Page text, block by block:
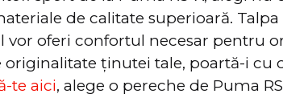
de calitate superioară.
vor oferi confortul necesar pentru
originalitate ținutei tale, poartă-i cu
te aici, alege o pereche de Puma